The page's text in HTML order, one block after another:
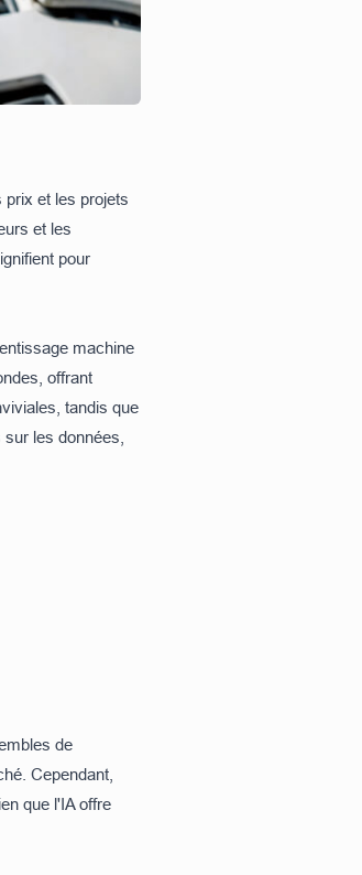
prix et les projets
et les
pour
machine
offrant
tandis que
les données,
de
Cependant,
que l'IA offre